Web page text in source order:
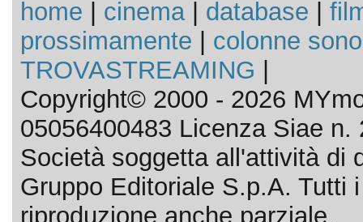
home cinema| database
prossimamente
colonne
TROVASTREAMING
Copyright© 2000 - 2026
05056400483 Licenza Siae n.
Società soggetta all'attività di
Gruppo Editoriale S.p.A. Tutti
riproduzione anche parziale.